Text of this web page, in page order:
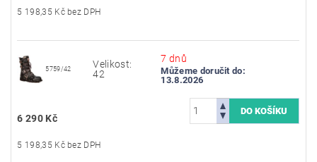
5 198,35 Kč bez DPH
5759/42
Velikost:
42
7 dnů
Můžeme doručit do:
13.8.2026
6 290 Kč
5 198,35 Kč bez DPH